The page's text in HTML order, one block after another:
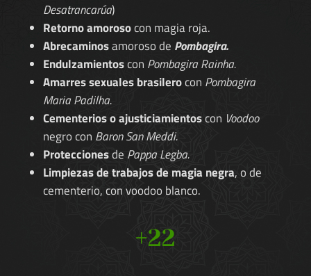
Desatrancarúa)
Retorno amorosocon magia roja.
Abrecaminosamoroso de Pombagira.
Endulzamientoscon Pombagira Rainha.
Amarres sexuales brasilerocon Pombagira
Maria Padilha.
Cementerios o ajusticiamientoscon Voodoo
negro con Baron San Meddi.
Proteccionesde Pappa Legba.
Limpiezas de trabajos de magia negra, o de
cementerio, con voodoo blanco.
+22